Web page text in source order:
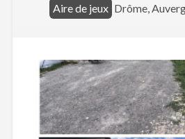
Aire de jeux Drôme,